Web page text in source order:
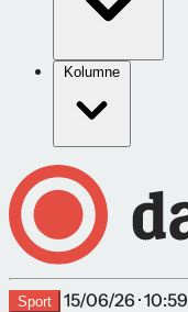
Kolumne
Sport 15/06/26 · 10:59